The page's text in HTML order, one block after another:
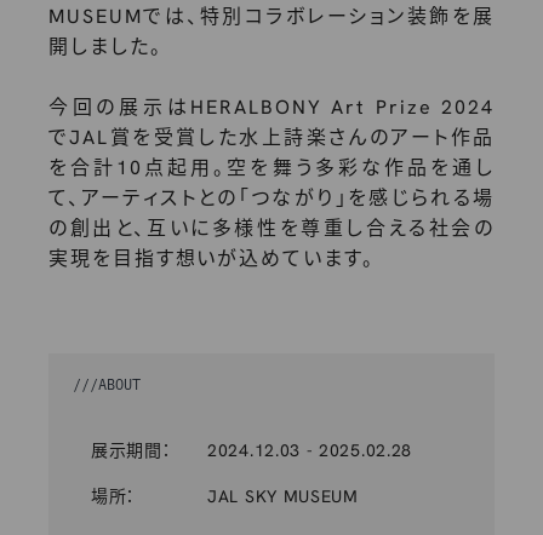
MUSEUMでは、特別コラボレーション装飾を展
開しました。
今回の展示はHERALBONY Art Prize 2024
でJAL賞を受賞した水上詩楽さんのアート作品
を合計10点起用。空を舞う多彩な作品を通し
て、アーティストとの「つながり」を感じられる場
の創出と、互いに多様性を尊重し合える社会の
実現を目指す想いが込めています。
///ABOUT
展示期間： 2024.12.03 - 2025.02.28
場所： JAL SKY MUSEUM